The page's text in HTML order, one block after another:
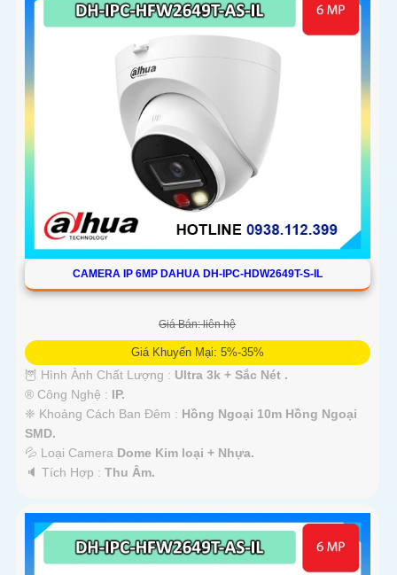
CAMERA IP 6MP DAHUA DH-IPC-HDW2649T-S-IL
Giá Bán: liên hệ
Giá Khuyến Mại: 5%-35%
🦉 Hình Ành Chất Lượng : Ultra 3k + Sắc Nét .
®️ Công Nghệ : IP.
❈ Khoảng Cách Ban Đêm : Hồng Ngoại 10m Hồng Ngoại
SMD.
💦 Loại Camera Dome Kim loại + Nhựa.
️🔈 Tích Hợp : Thu Âm.